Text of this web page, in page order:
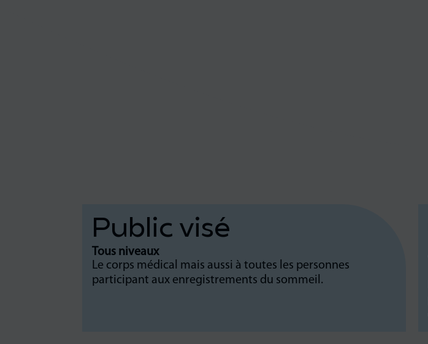
Public visé
Tous niveaux
Le corps médical mais aussi à toutes les personnes
participant aux enregistrements du sommeil.